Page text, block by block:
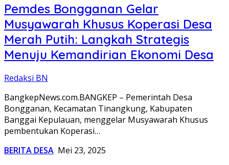
Pemdes Bongganan Gelar
Musyawarah Khusus Koperasi Desa
Merah Putih: Langkah Strategis
Menuju Kemandirian Ekonomi Desa
Redaksi BN
BangkepNews.com.BANGKEP – Pemerintah Desa
Bongganan, Kecamatan Tinangkung, Kabupaten
Banggai Kepulauan, menggelar Musyawarah Khusus
pembentukan Koperasi…
BERITA DESA Mei 23, 2025